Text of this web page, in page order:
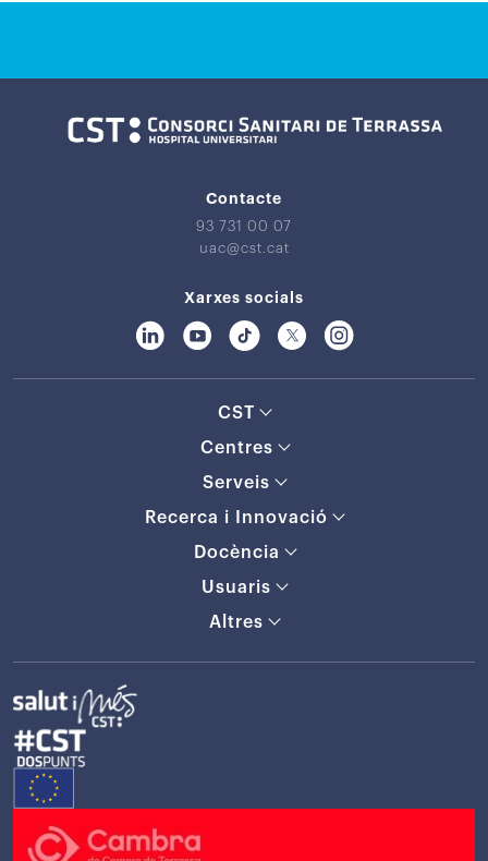
Contacte
93 731 00 07
uac@cst.cat
Xarxes socials
CST
Centres
Serveis
Recerca i Innovació
Docència
Usuaris
Altres